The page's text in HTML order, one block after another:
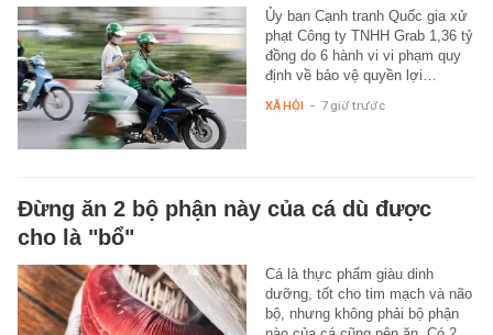
Ủy ban Cạnh tranh Quốc gia xử
phạt Công ty TNHH Grab 1,36 tỷ
đồng do 6 hành vi vi phạm quy
định về bảo vệ quyền lợi…
XÃ HỘI - 7 giờ trước
Đừng ăn 2 bộ phận này của cá dù được
cho là "bổ"
Cá là thực phẩm giàu dinh
dưỡng, tốt cho tim mạch và não
bộ, nhưng không phải bộ phận